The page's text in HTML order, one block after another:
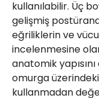
kullanılabilir. Üç
gelişmiş
eğriliklerin ve
incelenmesine
anatomik
omurga
kullanmadan